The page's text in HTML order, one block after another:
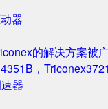
器
的解决方案被
，
器